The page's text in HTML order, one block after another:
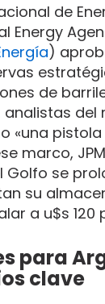
de
Energy
)
de
del
«una
marco,
Golfo se
su
a u$s 120
para
clave